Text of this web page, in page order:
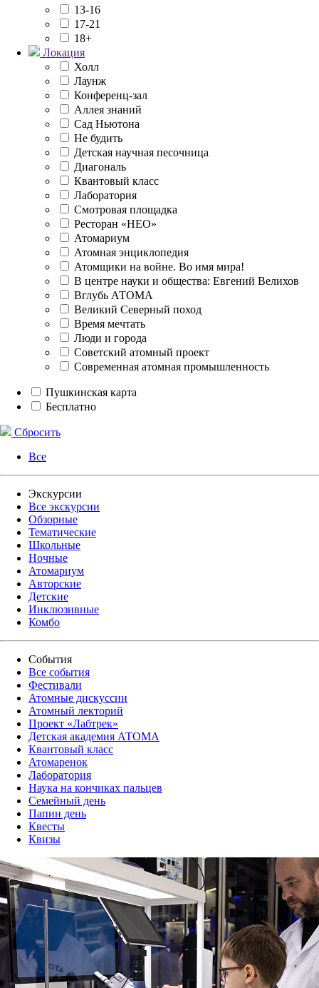
13-16
17-21
18+
Локация
Холл
Лаунж
Конференц-зал
Аллея знаний
Сад Ньютона
Не будить
Детская научная песочница
Диагональ
Квантовый класс
Лаборатория
Смотровая площадка
Ресторан «НЕО»
Атомариум
Атомная энциклопедия
Атомщики на войне. Во имя мира!
В центре науки и общества: Евгений Велихов
Вглубь АТОМА
Великий Северный поход
Время мечтать
Люди и города
Советский атомный проект
Современная атомная промышленность
Пушкинская карта
Бесплатно
Сбросить
Все
Экскурсии
Все экскурсии
Обзорные
Тематические
Школьные
Ночные
Атомариум
Авторские
Детские
Инклюзивные
Комбо
События
Все события
Фестивали
Атомные дискуссии
Атомный лекторий
Проект «Лабтрек»
Детская академия АТОМА
Квантовый класс
Атомаренок
Лаборатория
Наука на кончиках пальцев
Семейный день
Папин день
Квесты
Квизы